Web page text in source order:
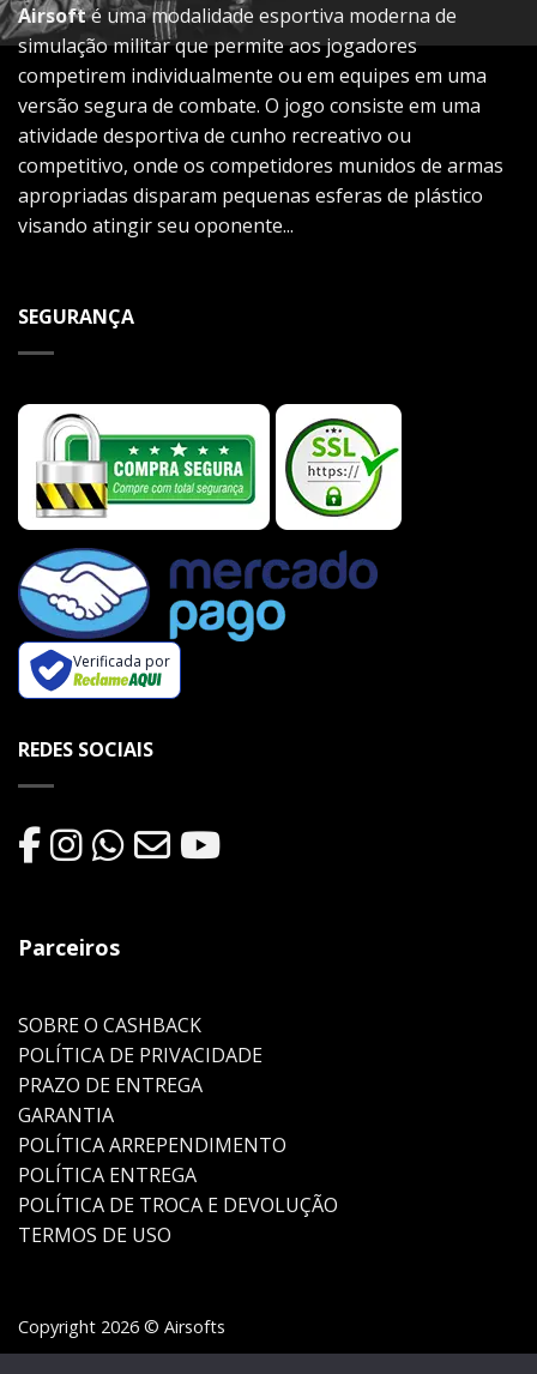
Airsofté uma modalidade esportiva moderna de
simulação militar que permite aos jogadores
competirem individualmente ou em equipes em uma
versão segura de combate. O jogo consiste em uma
atividade desportiva de cunho recreativo ou
competitivo, onde os competidores munidos de armas
apropriadas disparam pequenas esferas de plástico
visando atingir seu oponente...
SEGURANÇA
Verificada por
REDES SOCIAIS
Parceiros
SOBRE O CASHBACK
POLÍTICA DE PRIVACIDADE
PRAZO DE ENTREGA
GARANTIA
POLÍTICA ARREPENDIMENTO
POLÍTICA ENTREGA
POLÍTICA DE TROCA E DEVOLUÇÃO
TERMOS DE USO
Copyright 2026 © Airsofts